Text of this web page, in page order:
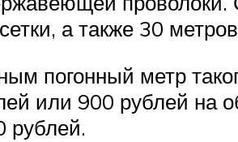
а также 30
погонный метр
или 900 рублей на
рублей.